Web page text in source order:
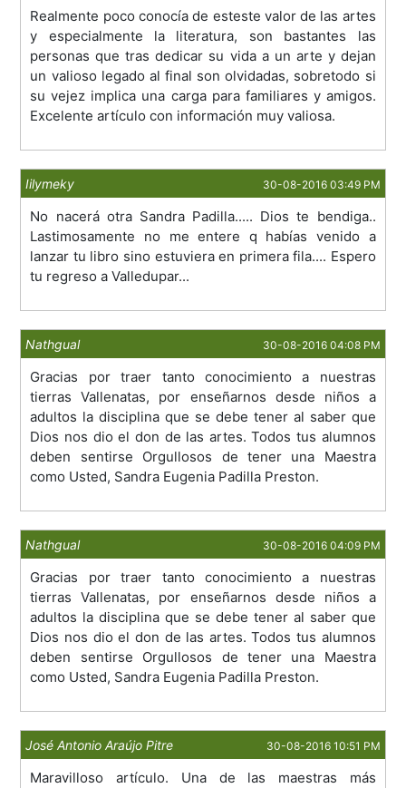
Realmente poco conocía de esteste valor de las artes
y especialmente la literatura, son bastantes las
personas que tras dedicar su vida a un arte y dejan
un valioso legado al final son olvidadas, sobretodo si
su vejez implica una carga para familiares y amigos.
Excelente artículo con información muy valiosa.
Iilymeky 30-08-2016 03:49 PM
No nacerá otra Sandra Padilla..... Dios te bendiga..
Lastimosamente no me entere q habías venido a
lanzar tu libro sino estuviera en primera fila.... Espero
tu regreso a Valledupar...
Nathgual 30-08-2016 04:08 PM
Gracias por traer tanto conocimiento a nuestras
tierras Vallenatas, por enseñarnos desde niños a
adultos la disciplina que se debe tener al saber que
Dios nos dio el don de las artes. Todos tus alumnos
deben sentirse Orgullosos de tener una Maestra
como Usted, Sandra Eugenia Padilla Preston.
Nathgual 30-08-2016 04:09 PM
Gracias por traer tanto conocimiento a nuestras
tierras Vallenatas, por enseñarnos desde niños a
adultos la disciplina que se debe tener al saber que
Dios nos dio el don de las artes. Todos tus alumnos
deben sentirse Orgullosos de tener una Maestra
como Usted, Sandra Eugenia Padilla Preston.
José Antonio Araújo Pitre 30-08-2016 10:51 PM
Maravilloso artículo. Una de las maestras más